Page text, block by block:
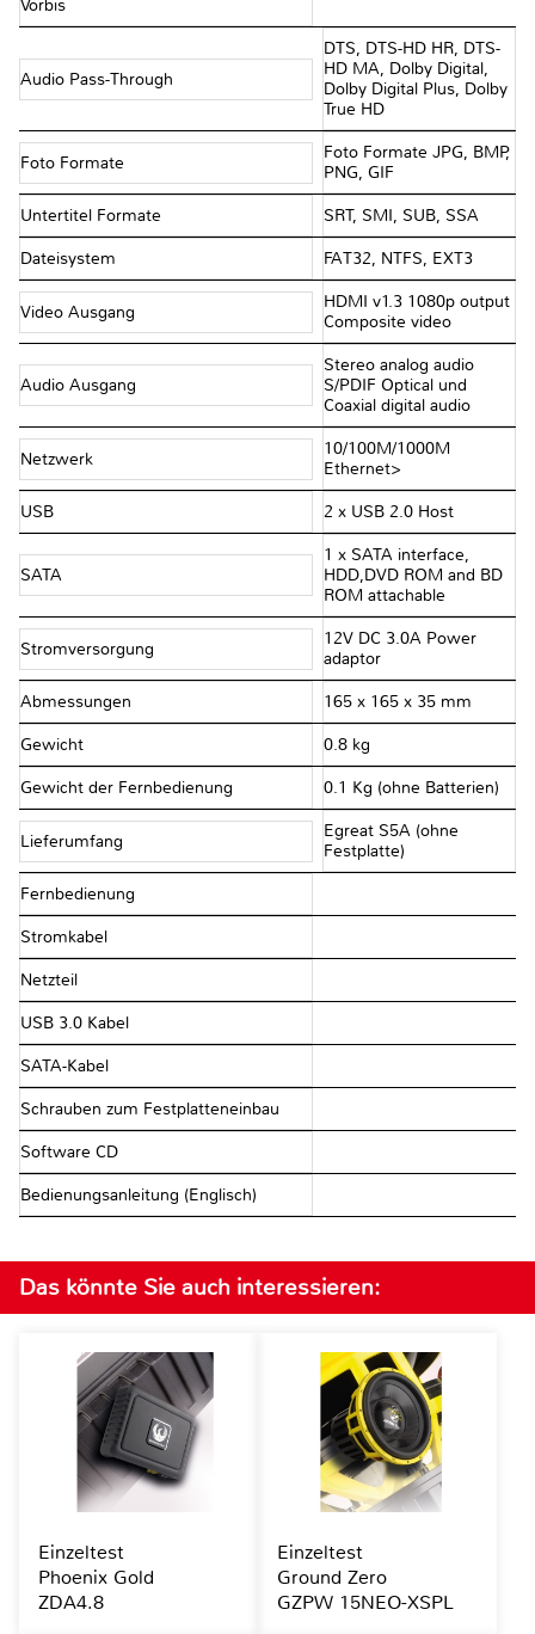
Vorbis
Audio Pass-Through
DTS, DTS-HD HR, DTS-
HD MA, Dolby Digital,
Dolby Digital Plus, Dolby
True HD
Foto Formate
Foto Formate JPG, BMP,
PNG, GIF
Untertitel Formate SRT, SMI, SUB, SSA
Dateisystem FAT32, NTFS, EXT3
Video Ausgang
HDMI v1.3 1080p output
Composite video
Audio Ausgang
Stereo analog audio
S/PDIF Optical und
Coaxial digital audio
Netzwerk
10/100M/1000M
Ethernet>
USB 2 x USB 2.0 Host
SATA
1 x SATA interface,
HDD,DVD ROM and BD
ROM attachable
Stromversorgung
12V DC 3.0A Power
adaptor
Abmessungen 165 x 165 x 35 mm
Gewicht 0.8 kg
Gewicht der Fernbedienung 0.1 Kg (ohne Batterien)
Lieferumfang
Egreat S5A (ohne
Festplatte)
Fernbedienung
Stromkabel
Netzteil
USB 3.0 Kabel
SATA-Kabel
Schrauben zum Festplatteneinbau
Software CD
Bedienungsanleitung (Englisch)
Das könnte Sie auch interessieren:
Einzeltest
Phoenix Gold
ZDA4.8
Einzeltest
Ground Zero
GZPW 15NEO-XSPL